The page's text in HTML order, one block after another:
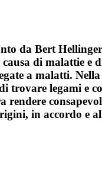
da Bert
causa di malattie
a malatti.
trovare legami e
in accordo